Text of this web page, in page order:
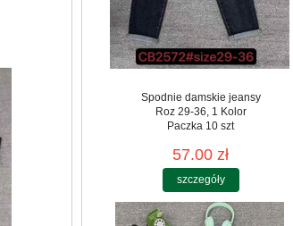
Spodnie damskie jeansy
Roz 29-36, 1 Kolor
Paczka 10 szt
57.00 zł
szczegóły